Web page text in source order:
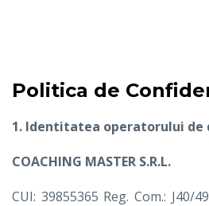
Politica de
1. Identitatea operatorului de
COACHING MASTER S.R.L.
CUI: 39855365 Reg. Com.: J40/